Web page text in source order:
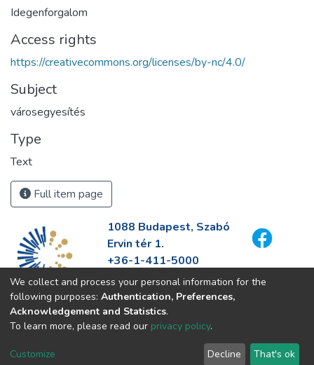
Idegenforgalom
Access rights
https://creativecommons.org/licenses/by-nc/4.0/
Subject
városegyesítés
Type
Text
Full item page
1088 Budapest, Szabó
Ervin tér 1.
+36-1-411-5000
info@fszek.hu
https://fszek.hu
We collect and process your personal information for the
following purposes: Authentication, Preferences,
Acknowledgement and Statistics.
To learn more, please read our privacy policy.
Customize Decline That's ok